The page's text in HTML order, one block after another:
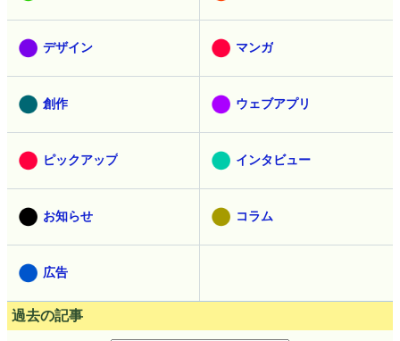
デザイン マンガ
創作 ウェブアプリ
ピックアップ インタビュー
お知らせ コラム
広告
過去の記事